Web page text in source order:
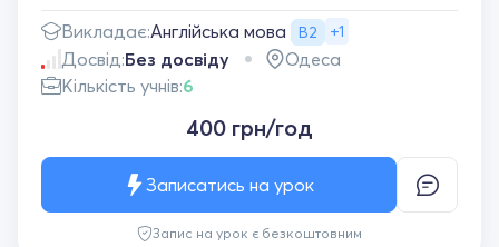
Викладає:Англійська мова B2 +1
Досвід:Без досвіду
Одеса
Кількість учнів:6
400 грн/год
Запис на урок є безкоштовним
Записатись на урок